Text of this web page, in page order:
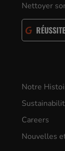
Nettoyer
Notre
Careers
Nouvelles